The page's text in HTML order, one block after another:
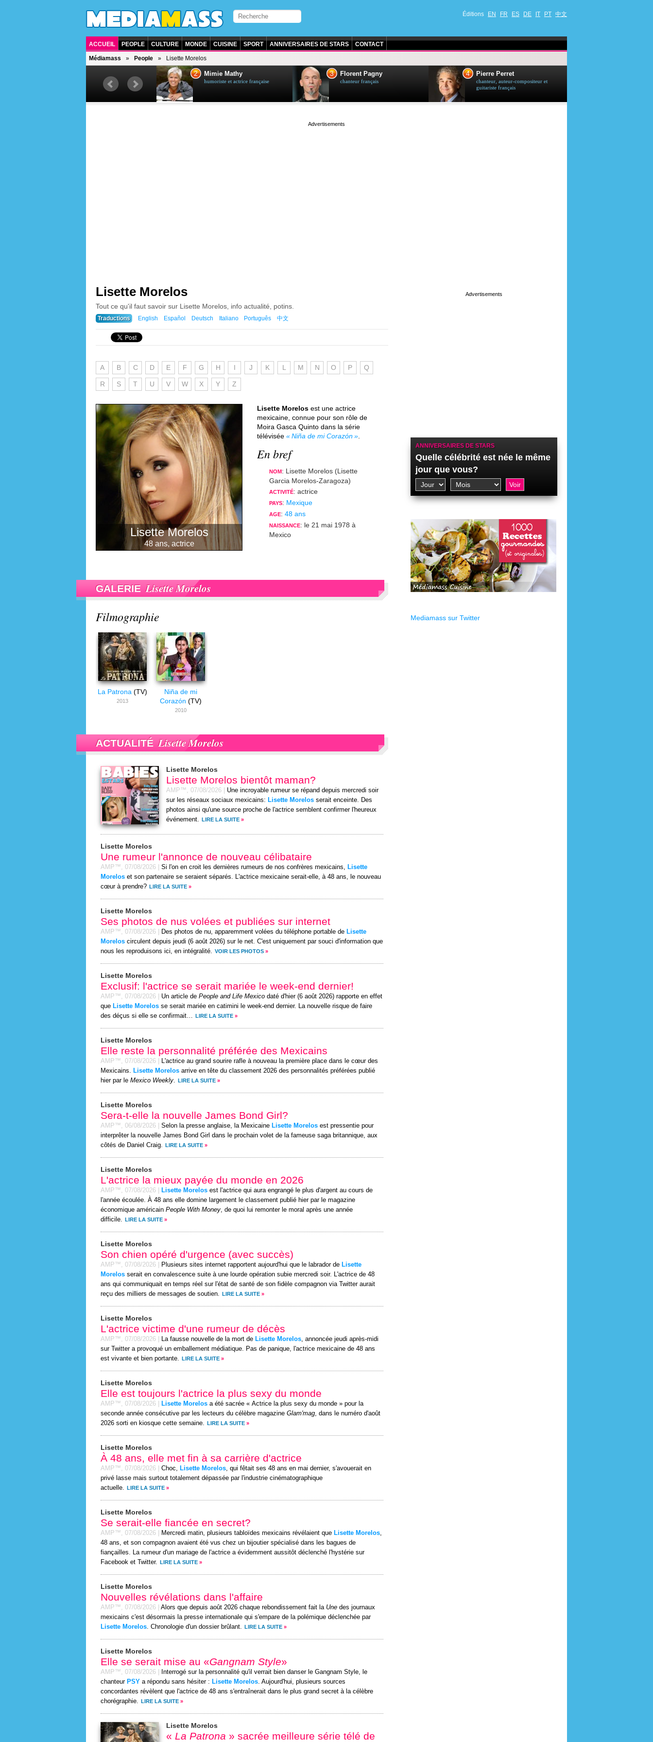
Éditions EN FR ES DE IT PT 中文
ACCUEIL PEOPLE CULTURE MONDE CUISINE SPORT ANNIVERSAIRES DE STARS CONTACT
Médiamass People Lisette Morelos
chanteuse québécoise
2 Mimie Mathy
humoriste et actrice française
3 Florent Pagny
chanteur français
4 Pierre Perret
chanteur, auteur-compositeur et
guitariste français
Lisette Morelos
Tout ce qu'il faut savoir sur Lisette Morelos, info actualité, potins.
Traductions English Español Deutsch Italiano Português 中文
A B C D E F G H I J K L M N O P Q
R S T U V W X Y Z
Lisette Morelos
48 ans, actrice
Lisette Morelos est une actrice
mexicaine, connue pour son rôle de
Moira Gasca Quinto dans la série
télévisée
Niña de mi Corazón .
En bref
NOM: Lisette Morelos (Lisette
Garcia Morelos-Zaragoza)
ACTIVITÉ: actrice
PAYS: Mexique
AGE: 48 ans
NAISSANCE: le 21 mai 1978 à
Mexico
GALERIE Lisette Morelos
Filmographie
La Patrona (TV)
2013
Niña de mi
Corazón (TV)
2010
ACTUALITÉ Lisette Morelos
Lisette Morelos
Lisette Morelos bientôt maman?
AMP™, 07/08/2026
Une incroyable rumeur se répand depuis mercredi soir
sur les réseaux sociaux mexicains: Lisette Morelos serait enceinte. Des
photos ainsi qu'une source proche de l'actrice semblent confirmer l'heureux
événement. LIRE LA SUITE »
Lisette Morelos
Une rumeur l'annonce de nouveau célibataire
AMP™, 07/08/2026 Si l'on en croit les dernières rumeurs de nos confrères mexicains, Lisette
Morelos et son partenaire se seraient séparés. L'actrice mexicaine serait-elle, à 48 ans, le nouveau
cœur à prendre? LIRE LA SUITE »
Lisette Morelos
Ses photos de nus volées et publiées sur internet
AMP™, 07/08/2026 Des photos de nu, apparemment volées du téléphone portable de Lisette
Morelos circulent depuis jeudi (6 août 2026) sur le net. C'est uniquement par souci d'information que
nous les reproduisons ici, en intégralité. VOIR LES PHOTOS »
Lisette Morelos
Exclusif: l'actrice se serait mariée le week-end dernier!
AMP™, 07/08/2026 Un article de People and Life Mexico daté d'hier (6 août 2026) rapporte en effet
que Lisette Morelos se serait mariée en catimini le week-end dernier. La nouvelle risque de faire
des déçus si elle se confirmait… LIRE LA SUITE »
Lisette Morelos
Elle reste la personnalité préférée des Mexicains
AMP™, 07/08/2026
L'actrice au grand sourire rafle à nouveau la première place dans le cœur des
Mexicains. Lisette Morelos arrive en tête du classement 2026 des personnalités préférées publié
hier par le Mexico Weekly. LIRE LA SUITE »
Lisette Morelos
Sera-t-elle la nouvelle James Bond Girl?
AMP™, 06/08/2026 Selon la presse anglaise, la Mexicaine Lisette Morelos est pressentie pour
interprêter la nouvelle James Bond Girl dans le prochain volet de la fameuse saga britannique, aux
côtés de Daniel Craig. LIRE LA SUITE »
Lisette Morelos
L'actrice la mieux payée du monde en 2026
AMP™, 07/08/2026 Lisette Morelos est l'actrice qui aura engrangé le plus d'argent au cours de
l'année écoulée. À 48 ans elle domine largement le classement publié hier par le magazine
économique américain People With Money, de quoi lui remonter le moral après une année
difficile. LIRE LA SUITE »
Lisette Morelos
Son chien opéré d'urgence (avec succès)
AMP™, 07/08/2026 Plusieurs sites internet rapportent aujourd'hui que le labrador de Lisette
Morelos serait en convalescence suite à une lourde opération subie mercredi soir. L'actrice de 48
ans qui communiquait en temps réel sur l'état de santé de son fidèle compagnon via Twitter aurait
reçu des milliers de messages de soutien. LIRE LA SUITE »
Lisette Morelos
L'actrice victime d'une rumeur de décès
AMP™, 07/08/2026 La fausse nouvelle de la mort de Lisette Morelos, annoncée jeudi après-midi
sur Twitter a provoqué un emballement médiatique. Pas de panique, l'actrice mexicaine de 48 ans
est vivante et bien portante. LIRE LA SUITE »
Lisette Morelos
Elle est toujours l'actrice la plus sexy du monde
AMP™, 07/08/2026 Lisette Morelos a été sacrée « Actrice la plus sexy du monde » pour la
seconde année consécutive par les lecteurs du célèbre magazine Glam'mag, dans le numéro d'août
2026 sorti en kiosque cette semaine. LIRE LA SUITE »
Lisette Morelos
À 48 ans, elle met fin à sa carrière d'actrice
AMP™, 07/08/2026 Choc, Lisette Morelos, qui fêtait ses 48 ans en mai dernier, s'avouerait en
privé lasse mais surtout totalement dépassée par l'industrie cinématographique
actuelle. LIRE LA SUITE »
Lisette Morelos
Se serait-elle fiancée en secret?
AMP™, 07/08/2026 Mercredi matin, plusieurs tabloïdes mexicains révélaient que Lisette Morelos,
48 ans, et son compagnon avaient été vus chez un bijoutier spécialisé dans les bagues de
fiançailles. La rumeur d'un mariage de l'actrice a évidemment aussitôt déclenché l'hystérie sur
Facebook et Twitter. LIRE LA SUITE »
Lisette Morelos
Nouvelles révélations dans l'affaire
AMP™, 07/08/2026 Alors que depuis août 2026 chaque rebondissement fait la Une des journaux
mexicains c'est désormais la presse internationale qui s'empare de la polémique déclenchée par
Lisette Morelos. Chronologie d'un dossier brûlant. LIRE LA SUITE »
Lisette Morelos
Elle se serait mise au «Gangnam Style»
AMP™, 07/08/2026
Interrogé sur la personnalité qu'il verrait bien danser le Gangnam Style, le
chanteur PSY a répondu sans hésiter : Lisette Morelos. Aujourd'hui, plusieurs sources
concordantes révèlent que l'actrice de 48 ans s'entraînerait dans le plus grand secret à la célèbre
chorégraphie. LIRE LA SUITE »
Lisette Morelos
« La Patrona » sacrée meilleure série télé de
ANNIVERSAIRES DE STARS
Quelle célébrité est née le même
jour que vous?
Mediamass sur Twitter